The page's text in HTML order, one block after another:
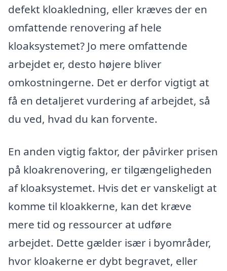
defekt kloakledning, eller kræves der en
omfattende renovering af hele
kloaksystemet? Jo mere omfattende
arbejdet er, desto højere bliver
omkostningerne. Det er derfor vigtigt at
få en detaljeret vurdering af arbejdet, så
du ved, hvad du kan forvente.
En anden vigtig faktor, der påvirker prisen
på kloakrenovering, er tilgængeligheden
af kloaksystemet. Hvis det er vanskeligt at
komme til kloakkerne, kan det kræve
mere tid og ressourcer at udføre
arbejdet. Dette gælder især i byområder,
hvor kloakerne er dybt begravet, eller